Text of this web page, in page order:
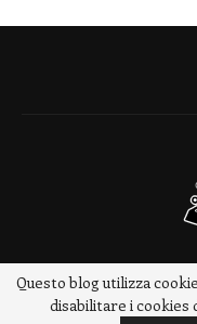
Questo blog utilizza
disabilitare i cookies